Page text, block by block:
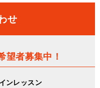
せ
望者募集中！
ンレッスン